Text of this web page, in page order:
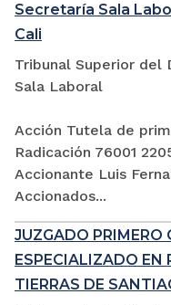
Secretaría Sala
Cali
Tribunal Superior del
Sala Laboral
Acción Tutela de
Radicación 76001
Accionante Luis
Accionados...
JUZGADO PRIMERO
ESPECIALIZADO EN
TIERRAS DE